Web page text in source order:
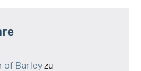
of Barleyzu